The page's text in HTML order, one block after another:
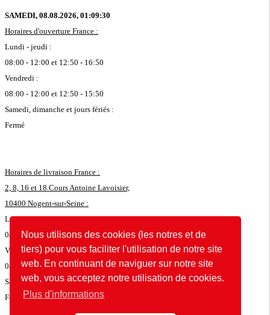
Nous utilisons des cookies (les notres et de
tiers) pour vous faciliter l'utilisation de notre site
web. En continuant de naviguer sur notre site
web, vous acceptez notre utilisation de cookies.
Plus d'informations
SAMEDI, 08.08.2026, 01:09:30
Horaires d'ouverture France :
Lundi - jeudi :
08:00 - 12:00 et 12:50 - 16:50
Vendredi :
08:00 - 12:00 et 12:50 - 15:50
Samedi, dimanche et jours fériés :
Fermé
Horaires de livraison France :
2, 8, 16 et 18 Cours Antoine Lavoisier,
10400 Nogent-sur-Seine :
Lundi - jeudi :
08:00 - 11:45 et 12:50 - 16:35
Vendredi :
08:00 - 11:45 et 12:50 - 15:35
Samedi, dimanche et jours fériés :
Fermé